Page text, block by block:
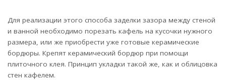
Для реализации этого способа заделки зазора между стеной
и ванной необходимо порезать кафель на кусочки нужного
размера, или же приобрести уже готовые керамические
бордюры. Крепят керамический бордюр при помощи
плиточного клея. Принцип укладки такой же, как и облицовка
стен кафелем.